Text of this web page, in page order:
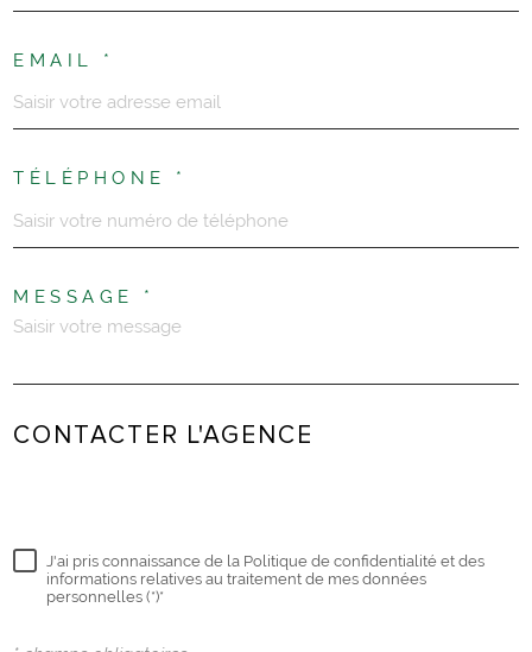
EMAIL *
TÉLÉPHONE *
MESSAGE *
CONTACTER L'AGENCE
J'ai pris connaissance de la Politique de confidentialité et des
informations relatives au traitement de mes données
personnelles (*)*